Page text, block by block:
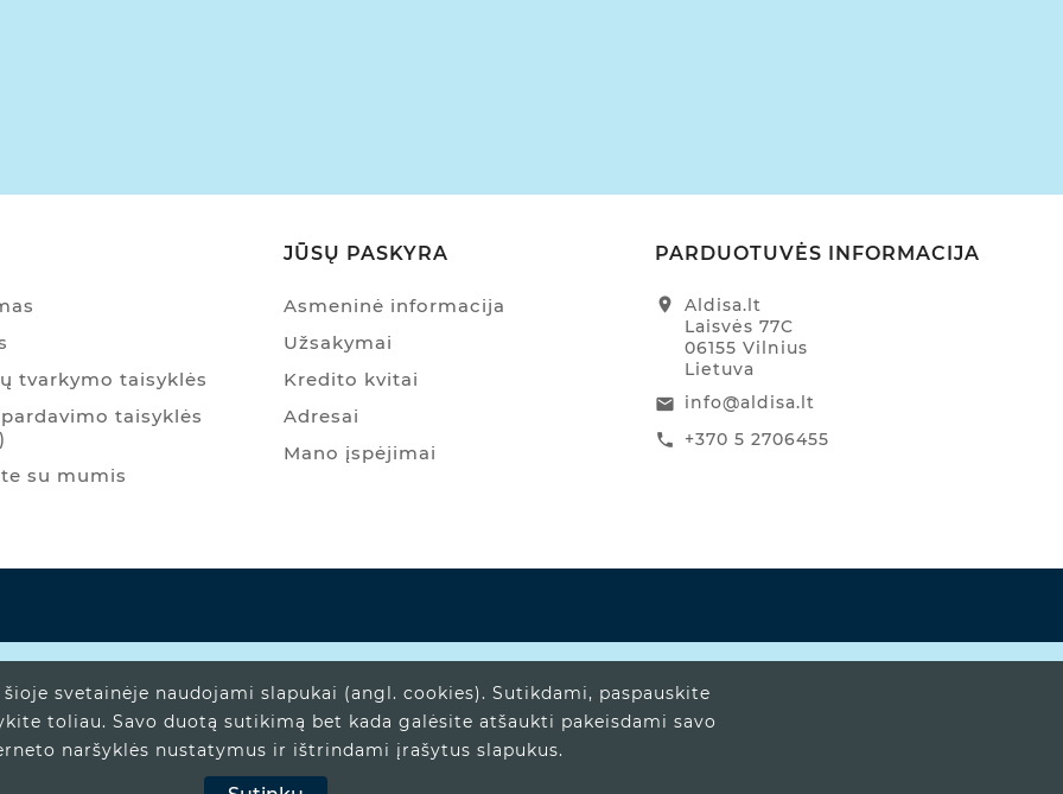
svetainėje naudojami slapukai (angl. cookies). Sutikdami, paspauskite
toliau. Savo duotą sutikimą bet kada galėsite atšaukti pakeisdami savo
naršyklės nustatymus ir ištrindami įrašytus slapukus.
tvarkymo taisyklės
taisyklės
su mumis
JŪSŲ PASKYRA
Asmeninė informacija
Užsakymai
Kredito kvitai
Adresai
Mano įspėjimai
PARDUOTUVĖS INFORMACIJA
location_on
Aldisa.lt
Laisvės 77C
06155 Vilnius
Lietuva
email info@aldisa.lt
call +370 5 2706455